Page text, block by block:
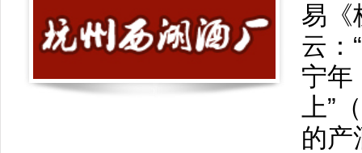
易《
云：
宁年
上”
的产